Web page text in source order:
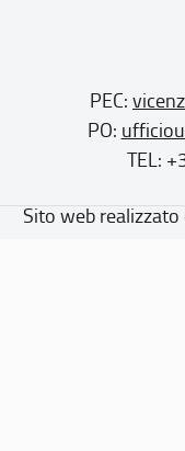
PEC:
PO:
TEL:
Sito web